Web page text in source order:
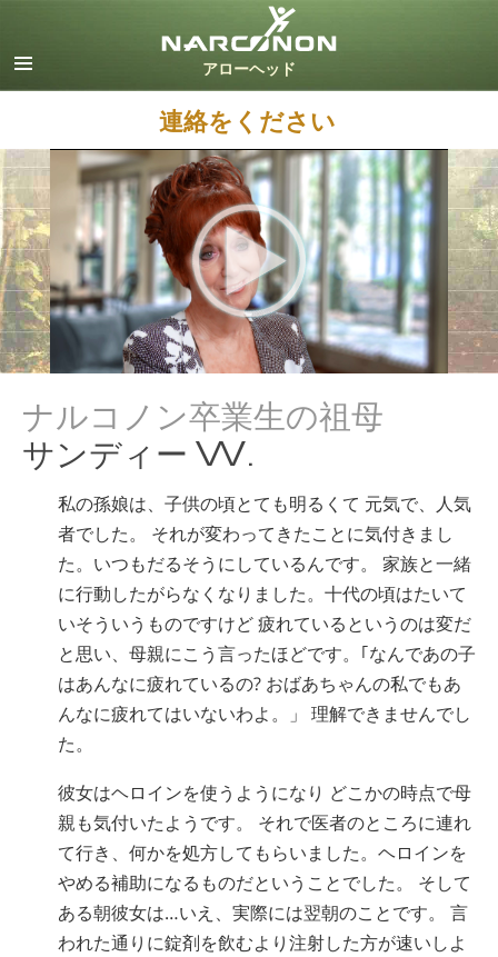
デンマーク語
ドイツ語
ギリシャ語
スペイン語（ラテン）
フランス語
ヘブライ語
マジャール語
イタリア語
日本語
オランダ語
ノルウェー語
ポルトガル語
ロシア語
中国語（繁体字）
ネパール語
アラビア語
ウクライナ語
クロアチア語
トルコ語
連絡をください
ナルコノン卒業生の祖母
サンディー W.
私の孫娘は、子供の頃とても明るくて 元気で、人気
者でした。 それが変わってきたことに気付きまし
た。いつもだるそうにしているんです。 家族と一緒
に行動したがらなくなりました。十代の頃はたいて
いそういうものですけど 疲れているというのは変だ
と思い、母親にこう言ったほどです。｢なんであの子
はあんなに疲れているの? おばあちゃんの私でもあ
んなに疲れてはいないわよ。」 理解できませんでし
た。
彼女はヘロインを使うようになり どこかの時点で母
親も気付いたようです。 それで医者のところに連れ
て行き、何かを処方してもらいました。ヘロインを
やめる補助になるものだということでした。 そして
ある朝彼女は…いえ、実際には翌朝のことです。 言
われた通りに錠剤を飲むより注射した方が速いしよ